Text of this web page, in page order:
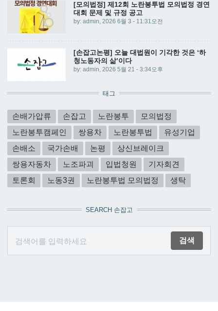
[모의법정] 제12회 노란봉투법 모의법정 경연
대회 문제 및 규정 공고
by: admin, 2026 6월 3 - 11:31오전
[손잡고논평] 오늘 대법원이 기각한 것은 ‘하
청노동자의 삶’이다
by: admin , 2026 5월 21 - 3:34오후
태그
손배가압류 손잡고 노란봉투
모의법정
노란봉투캠페인
쌍용차 노란봉투법
유성기업
손배소
국가손배 논평
상신브레이크
쌍용자동차
노조파괴 입법청원
기자회견
토론회
노동3권 노란봉투법 모의법정 생탁
SEARCH 손잡고